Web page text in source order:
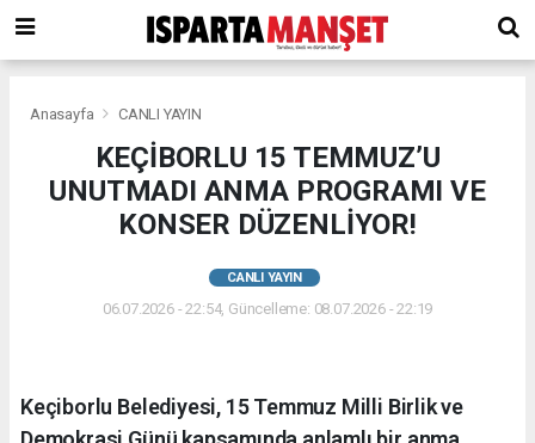
Anasayfa CANLI YAYIN
KEÇİBORLU 15 TEMMUZ’U
UNUTMADI ANMA PROGRAMI VE
KONSER DÜZENLİYOR!
CANLI YAYIN
06.07.2026 - 22:54, Güncelleme: 08.07.2026 - 22:19
​Keçiborlu Belediyesi, 15 Temmuz Milli Birlik ve